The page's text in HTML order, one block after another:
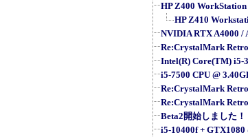
HP Z400 WorkStation
HP Z410
NVIDIA RTX A4000 /
Re:CrystalMark
Intel(R) Core(TM) i5-
i5-7500 CPU @
Re:CrystalMark
Re:CrystalMark
Beta2開始しました！
i5-10400f + GTX1080